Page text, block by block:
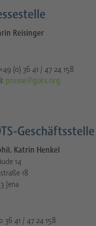
Reisinger
(0) 36 41 / 47 24 158
presse@gots.org
Geschäftsstelle
Katrin Henkel
14
18
Jena
36 41 / 47 24 158